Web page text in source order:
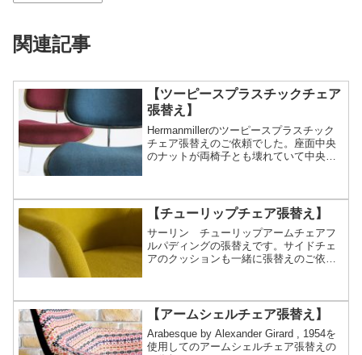
関連記事
【ツーピースプラスチックチェア
張替え】
Hermanmillerのツーピースプラスチック
チェア張替えのご依頼でした。座面中央
のナットが両椅子とも壊れていて中央で
の専門店...
【チューリップチェア張替え】
サーリン チューリップアームチェアフ
ルパディングの張替えです。サイドチェ
アのクッションも一緒に張替えのご依頼
レタンの形状、厚みなどもオリジナルと
はかなり異なっておりまし...
【アームシェルチェア張替え】
Arabesque by Alexander Girard , 1954を
使用してのアームシェルチェア張替えの